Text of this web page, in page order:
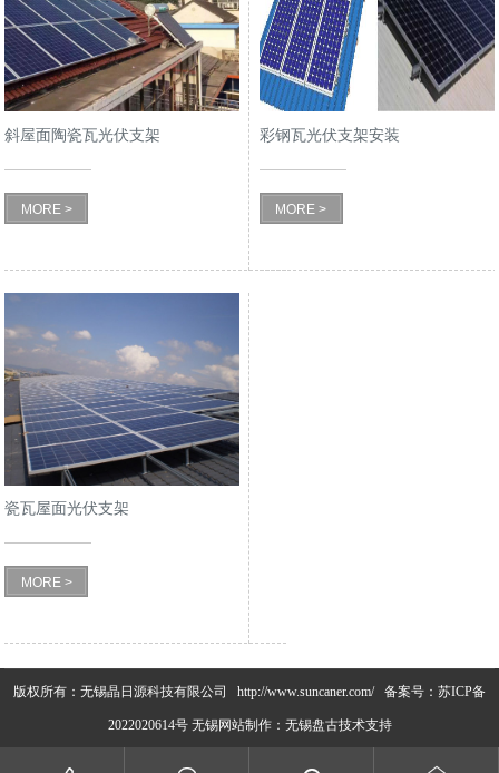
斜屋面陶瓷瓦光伏支架
MORE >
彩钢瓦光伏支架安装
MORE >
瓷瓦屋面光伏支架
MORE >
版权所有：无锡晶日源科技有限公司 http://www.suncaner.com/ 备案号： 苏ICP备
2022020614号 无锡网站制作：无锡盘古技术支持